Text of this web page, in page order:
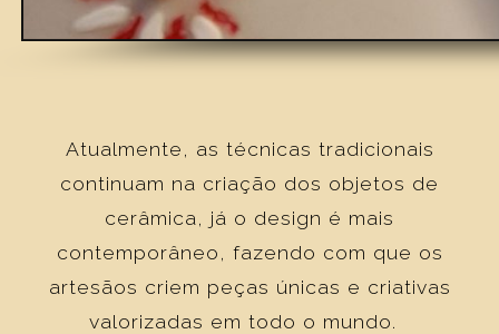
Atualmente, as técnicas tradicionais
continuam na criação dos objetos de
cerâmica, já o design é mais
contemporâneo, fazendo com que os
artesãos criem peças únicas e criativas
valorizadas em todo o mundo.